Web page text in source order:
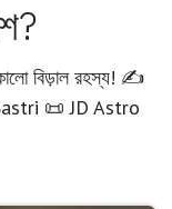
কালো বিড়াল রহস্য! ✍️
📜 JD Astro